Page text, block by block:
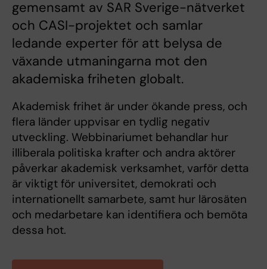
gemensamt av SAR Sverige-nätverket
och CASI-projektet och samlar
ledande experter för att belysa de
växande utmaningarna mot den
akademiska friheten globalt.
Akademisk frihet är under ökande press, och
flera länder uppvisar en tydlig negativ
utveckling. Webbinariumet behandlar hur
illiberala politiska krafter och andra aktörer
påverkar akademisk verksamhet, varför detta
är viktigt för universitet, demokrati och
internationellt samarbete, samt hur lärosäten
och medarbetare kan identifiera och bemöta
dessa hot.